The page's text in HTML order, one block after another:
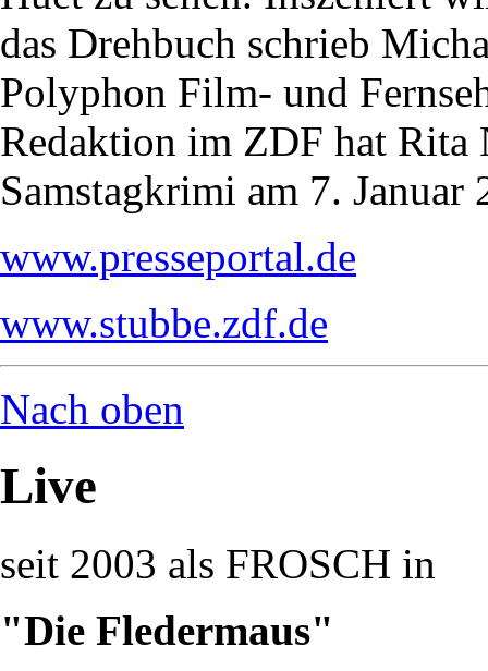
das Drehbuch schrieb
Polyphon Film- und
Redaktion im ZDF hat Rita
Samstagkrimi am 7. Januar
www.presseportal.de
www.stubbe.zdf.de
Nach oben
Live
seit 2003 als FROSCH in
"Die Fledermaus"